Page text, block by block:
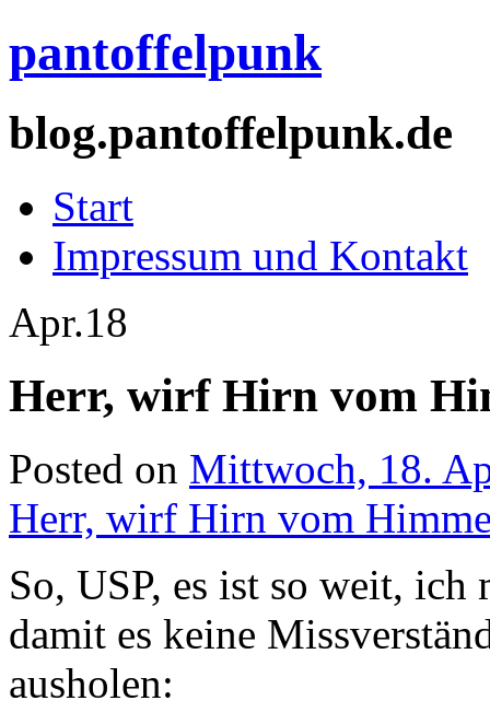
pantoffelpunk
blog.pantoffelpunk.de
Start
Impressum und Kontakt
Apr.18
Herr, wirf Hirn vom
Posted on Mittwoch, 18.
Herr, wirf Hirn vom
So, USP, es ist so weit, ich
damit es keine
ausholen: